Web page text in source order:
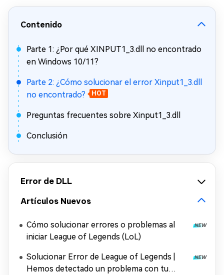
Contenido
Parte 1: ¿Por qué XINPUT1_3.dll no encontrado
en Windows 10/11?
Parte 2: ¿Cómo solucionar el error Xinput1_3.dll
no encontrado?
HOT
Preguntas frecuentes sobre Xinput1_3.dll
Conclusión
Error de DLL
Artículos Nuevos
Cómo solucionar errores o problemas al
iniciar League of Legends (LoL)
Solucionar Error de League of Legends |
Hemos detectado un problema con tu